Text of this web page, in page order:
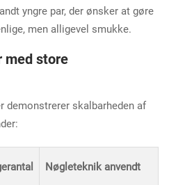
yngre par, der ønsker at gøre
men alligevel smukke.
med store
skalbarheden af
Nøgleteknik anvendt